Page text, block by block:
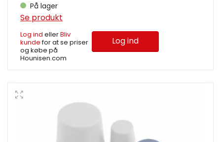
På lager
Se produkt
Log ind ellerBliv
kundefor at se priser
og købe på
Hounisen.com
Log ind